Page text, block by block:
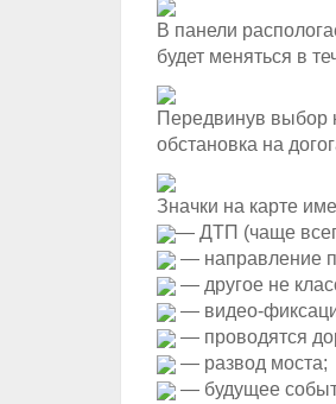
В панели
будет меняться в
Передвинув выбор
обстановка на
Значки на карте
— ДТП (чаще
— направление
— другое не
— видео-
— проводятся
— развод моста;
— будущее